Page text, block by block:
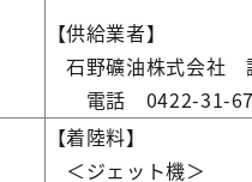
【供給業者】
石野礦油株式会社
電話 0422-31-
【着陸料】
＜ジェット機＞